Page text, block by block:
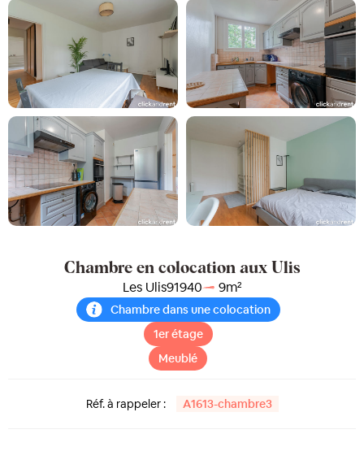
Chambre en colocation aux Ulis
Les Ulis91940 9m²
Chambre dans une colocation
1er étage
Meublé
Réf. à rappeler : A1613-chambre3